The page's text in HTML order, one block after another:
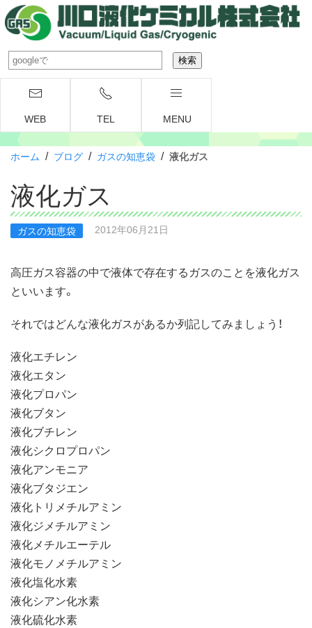
WEB TEL MENU
ホーム / ブログ / ガスの知恵袋 / 液化ガス
液化ガス
ガスの知恵袋 2012年06月21日
高圧ガス容器の中で液体で存在するガスのことを液化ガス
といいます。
それではどんな液化ガスがあるか列記してみましょう！
液化エチレン
液化エタン
液化プロパン
液化ブタン
液化ブチレン
液化シクロプロパン
液化アンモニア
液化ブタジエン
液化トリメチルアミン
液化ジメチルアミン
液化メチルエーテル
液化モノメチルアミン
液化塩化水素
液化シアン化水素
液化硫化水素